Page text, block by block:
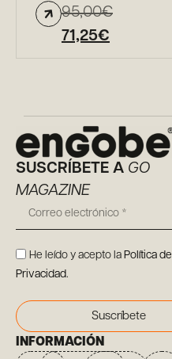
95,00€
71,25€
SUSCRÍBETE A GO
MAGAZINE
He leído y acepto la Política de
Privacidad.
Suscríbete
INFORMACIÓN